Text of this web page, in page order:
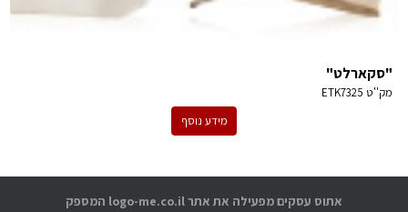
"סקארלט"
מק''ט ETK7325
מידע נוסף
אתוס עסקים מפעילה את אתר logo-me.co.il המספק